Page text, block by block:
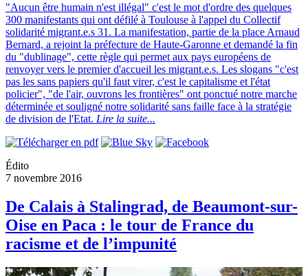
"Aucun être humain n'est illégal" c'est le mot d'ordre des quelques
300 manifestants qui ont défilé à Toulouse à l'appel du Collectif
solidarité migrant.e.s 31. La manifestation, partie de la place Arnaud
Bernard, a rejoint la préfecture de Haute-Garonne et demandé la fin
du "dublinage", cette règle qui permet aux pays européens de
renvoyer vers le premier d'accueil les migrant.e.s. Les slogans "c'est
pas les sans papiers qu'il faut virer, c'est le capitalisme et l'état
policier", "de l'air, ouvrons les frontières" ont ponctué notre marche
déterminée et souligné notre solidarité sans faille face à la stratégie
de division de l'Etat. Lire la suite...
Édito
7 novembre 2016
De Calais à Stalingrad, de Beaumont-sur-
Oise en Paca : le tour de France du
racisme et de l’impunité